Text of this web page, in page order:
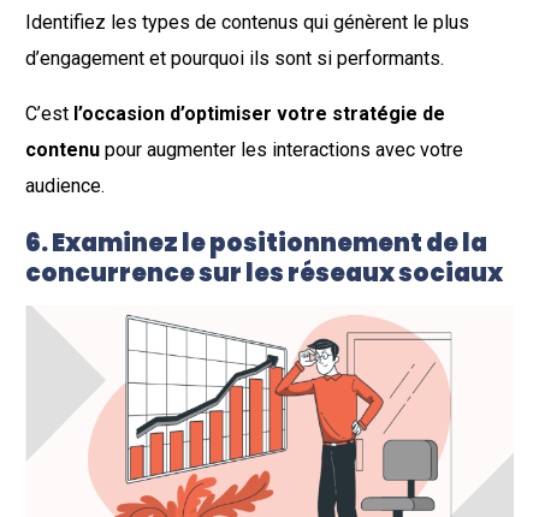
Identifiez les types de contenus qui génèrent le plus
d’engagement et pourquoi ils sont si performants.
C’est l’occasion d’optimiser votre stratégie de
contenu pour augmenter les interactions avec votre
audience.
6. Examinez le positionnement de la
concurrence sur les réseaux sociaux